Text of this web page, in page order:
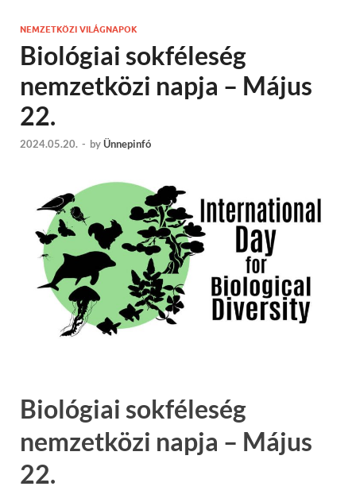
NEMZETKÖZI VILÁGNAPOK
Biológiai sokféleség
nemzetközi napja – Május
22.
2024.05.20. - byÜnnepinfó
Biológiai sokféleség
nemzetközi napja – Május
22.